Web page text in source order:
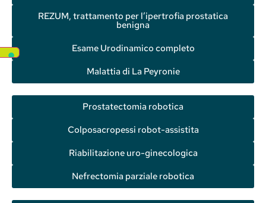
REZUM, trattamento per l’ipertrofia prostatica
benigna
Esame Urodinamico completo
Malattia di La Peyronie
Prostatectomia robotica
Colposacropessi robot-assistita
Riabilitazione uro-ginecologica
Nefrectomia parziale robotica